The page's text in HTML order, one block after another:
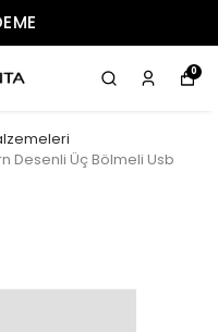
ÜCRETSIZ KARGO
0
Desenli Üç Bölmeli Usb